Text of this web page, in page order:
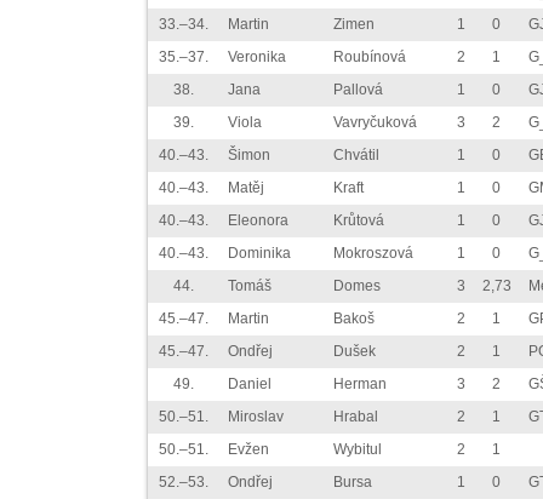
33.–34.
Martin Zimen 1 0
35.–37.
Veronika Roubínová 2 1
38.
Jana Pallová 1 0
39.
Viola Vavryčuková 3 2
40.–43.
Šimon Chvátil 1 0
40.–43.
Matěj Kraft 1 0
40.–43.
Eleonora Krůtová 1 0
40.–43.
Dominika Mokroszová 1 0
44.
Tomáš Domes 3 2,73
45.–47.
Martin Bakoš 2 1
45.–47.
Ondřej Dušek 2 1
49.
Daniel Herman 3 2
50.–51.
Miroslav Hrabal 2 1
50.–51.
Evžen Wybitul 2
1
52.–53.
Ondřej Bursa 1 0